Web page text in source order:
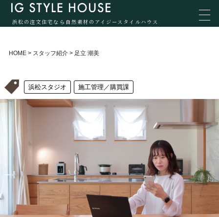
浜松の注文住宅なら自然素材のアイジースタイルハウス
HOME> スタッフ紹介> 足立 潮美
浜松スタジオ 施工管理／購買課